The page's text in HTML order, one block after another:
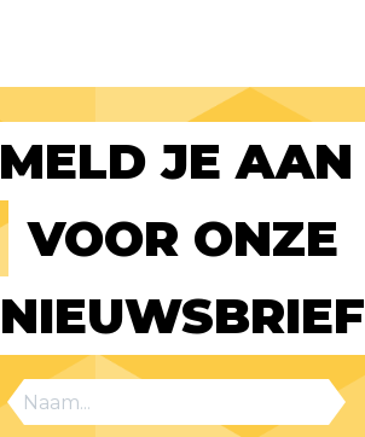
MELD JE AAN
VOOR ONZE
NIEUWSBRIEF